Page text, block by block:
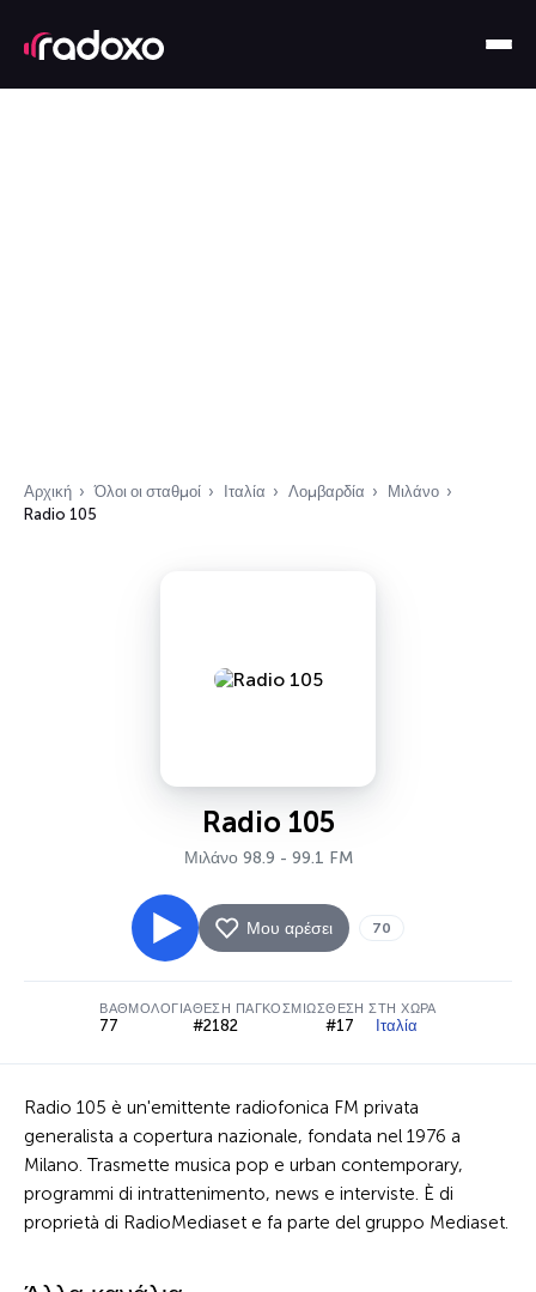
Αρχική Όλοι οι σταθμοί Ιταλία Λομβαρδία
Μιλάνο
Radio 105
Radio 105
Μιλάνο 98.9 - 99.1 FM
Μου αρέσει 70
ΒΑΘΜΟΛΟΓΊΑ
77
ΘΈΣΗ ΠΑΓΚΟΣΜΊΩΣ
#2182
ΘΈΣΗ ΣΤΗ ΧΏΡΑ
#17 Ιταλία
Radio 105 è un'emittente radiofonica FM privata
generalista a copertura nazionale, fondata nel 1976 a
Milano. Trasmette musica pop e urban contemporary,
programmi di intrattenimento, news e interviste. È di
proprietà di RadioMediaset e fa parte del gruppo Mediaset.